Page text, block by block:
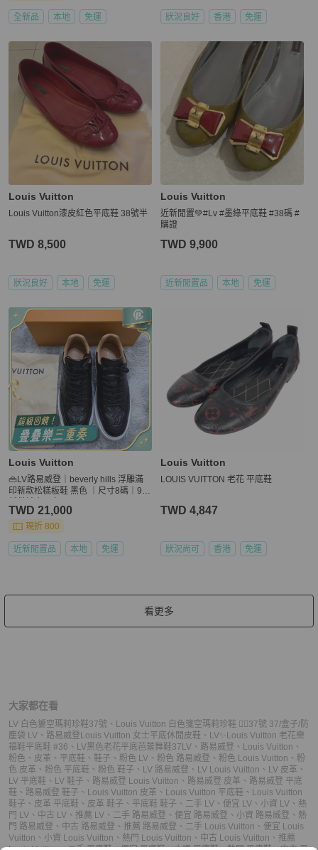
全新品 本地 免運 狀況良好 香港 免運
Louis Vuitton
Louis Vuitton漆皮紅色平底鞋 38號半
TWD 8,500
狀況良好 本地 免運
Louis Vuitton
近新閒置💚#Lv #墨綠平底鞋 #38碼 #
購證
TWD 9,900
近新閒置品 本地 免運
Louis Vuitton
👜LV路易威登｜beverly hills 浮雕滿
印新款松糕板鞋 黑色 ｜尺寸8碼｜99
TWD 21,000
現折 800
近新閒置品 本地 免運
Louis Vuitton
LOUIS VUITTON 老花 平底鞋
TWD 4,847
狀況尚可 香港 免運
看更多
大家都在看
LV 白色簍空瑪莉珍鞋37號 、 Louis Vuitton 白色箋空瑪莉珍鞋 ❤️‍🔥37號 37/盒子/防
塵袋 LV 、 路易威登Louis Vuitton 女士平底休閒皮鞋 、 LV✨Louis Vuitton 老花樂
福鞋平底鞋 #36 、 LV黑色老花平底芭蕾舞鞋37LV 、 路易威登 、 Louis Vuitton 、
粉色 、 皮革 、 平底鞋 、 鞋子 、 粉色 LV 、 粉色 路易威登 、 粉色 Louis Vuitton 、 粉
色 皮革 、 粉色 平底鞋 、 粉色 鞋子 、 LV 路易威登 、 LV Louis Vuitton 、 LV 皮革 、
LV 平底鞋 、 LV 鞋子 、 路易威登 Louis Vuitton 、 路易威登 皮革 、 路易威登 平底
鞋 、 路易威登 鞋子 、 Louis Vuitton 皮革 、 Louis Vuitton 平底鞋 、 Louis Vuitton
鞋子 、 皮革 平底鞋 、 皮革 鞋子 、 平底鞋 鞋子 、 二手 LV 、 便宜 LV 、 小資 LV 、 熱
門 LV 、 中古 LV 、 推薦 LV 、 二手 路易威登 、 便宜 路易威登 、 小資 路易威登 、 熱
門 路易威登 、 中古 路易威登 、 推薦 路易威登 、 二手 Louis Vuitton 、 便宜 Louis
Vuitton 、 小資 Louis Vuitton 、 熱門 Louis Vuitton 、 中古 Louis Vuitton 、 推薦